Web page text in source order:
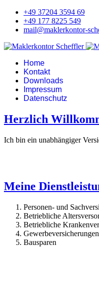
+49 37204 3594 69
+49 177 8225 549
mail@maklerkontor-
Home
Kontakt
Downloads
Impressum
Datenschutz
Herzlich
Ich bin ein unabhängiger
Meine
Personen- und
Betriebliche
Betriebliche
Bausparen